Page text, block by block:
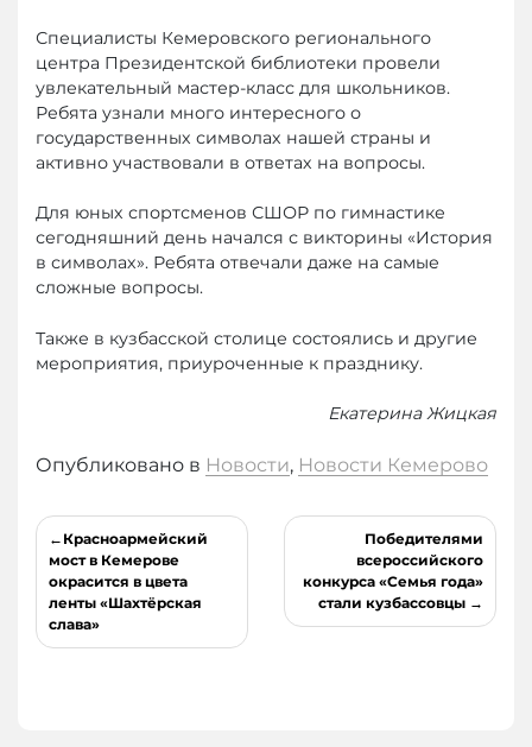
Специалисты Кемеровского регионального
центра Президентской библиотеки провели
увлекательный мастер-класс для школьников.
Ребята узнали много интересного о
государственных символах нашей страны и
активно участвовали в ответах на вопросы.
Для юных спортсменов СШОР по гимнастике
сегодняшний день начался с викторины «История
в символах». Ребята отвечали даже на самые
сложные вопросы.
Также в кузбасской столице состоялись и другие
мероприятия, приуроченные к празднику.
Екатерина Жицкая
Опубликовано в Новости, Новости Кемерово
Навигация
по
записям
Красноармейский
мост в Кемерове
окрасится в цвета
ленты «Шахтёрская
слава»
Победителями
всероссийского
конкурса «Семья года»
стали кузбассовцы